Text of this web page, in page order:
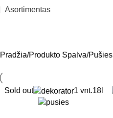
Asortimentas
Pradžia Produkto Spalva Pušies
Sold out 1 vnt.18l